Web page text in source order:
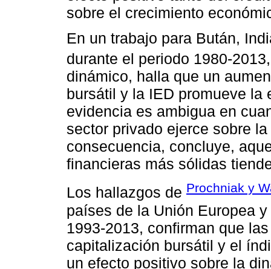
sobre el crecimiento
En un trabajo para Bután,
durante el periodo 1980-
dinámico, halla que un
bursátil y la IED promueve la
evidencia es ambigua en
sector privado ejerce sobre
consecuencia, concluye,
financieras más sólidas
Los hallazgos de Prochniak y
países de la Unión Europea
1993-2013, confirman que
capitalización bursátil y el
un efecto positivo sobre la